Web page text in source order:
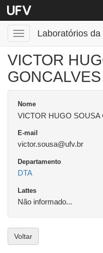
Menu
Laboratórios da
VICTOR
GONCALVES
Nome
VICTOR HUGO SOUSA
E-mail
victor.sousa@ufv.br
Departamento
DTA
Lattes
Não informado...
Voltar